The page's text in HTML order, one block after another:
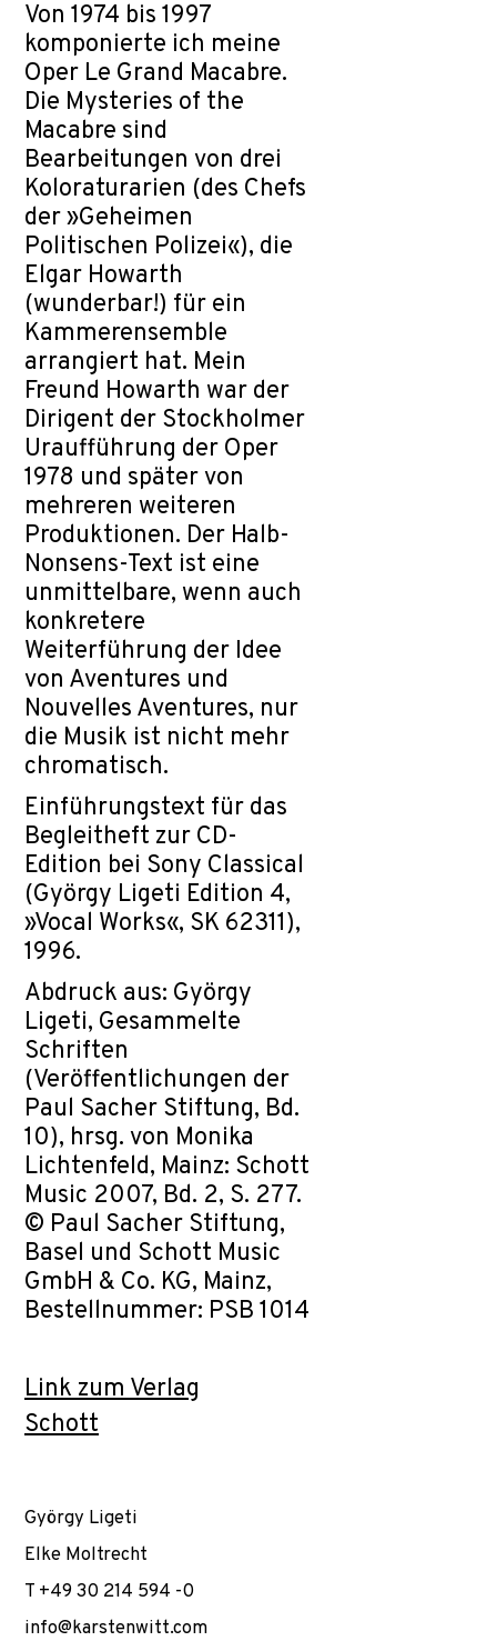
Von 1974 bis 1997
komponierte ich meine
Oper Le Grand Macabre.
Die Mysteries of the
Macabre sind
Bearbeitungen von drei
Koloraturarien (des Chefs
der »Geheimen
Politischen Polizei«), die
Elgar Howarth
(wunderbar!) für ein
Kammerensemble
arrangiert hat. Mein
Freund Howarth war der
Dirigent der Stockholmer
Uraufführung der Oper
1978 und später von
mehreren weiteren
Produktionen. Der Halb-
Nonsens-Text ist eine
unmittelbare, wenn auch
konkretere
Weiterführung der Idee
von Aventures und
Nouvelles Aventures, nur
die Musik ist nicht mehr
chromatisch.
Einführungstext für das
Begleitheft zur CD-
Edition bei Sony Classical
(György Ligeti Edition 4,
»Vocal Works«, SK 62311),
1996.
Abdruck aus: György
Ligeti, Gesammelte
Schriften
(Veröffentlichungen der
Paul Sacher Stiftung, Bd.
10), hrsg. von Monika
Lichtenfeld, Mainz: Schott
Music 2007, Bd. 2, S. 277.
© Paul Sacher Stiftung,
Basel und Schott Music
GmbH & Co. KG, Mainz,
Bestellnummer: PSB 1014
Link zum Verlag
Schott
György Ligeti
Elke Moltrecht
T +49 30 214 594 -0
info@karstenwitt.com